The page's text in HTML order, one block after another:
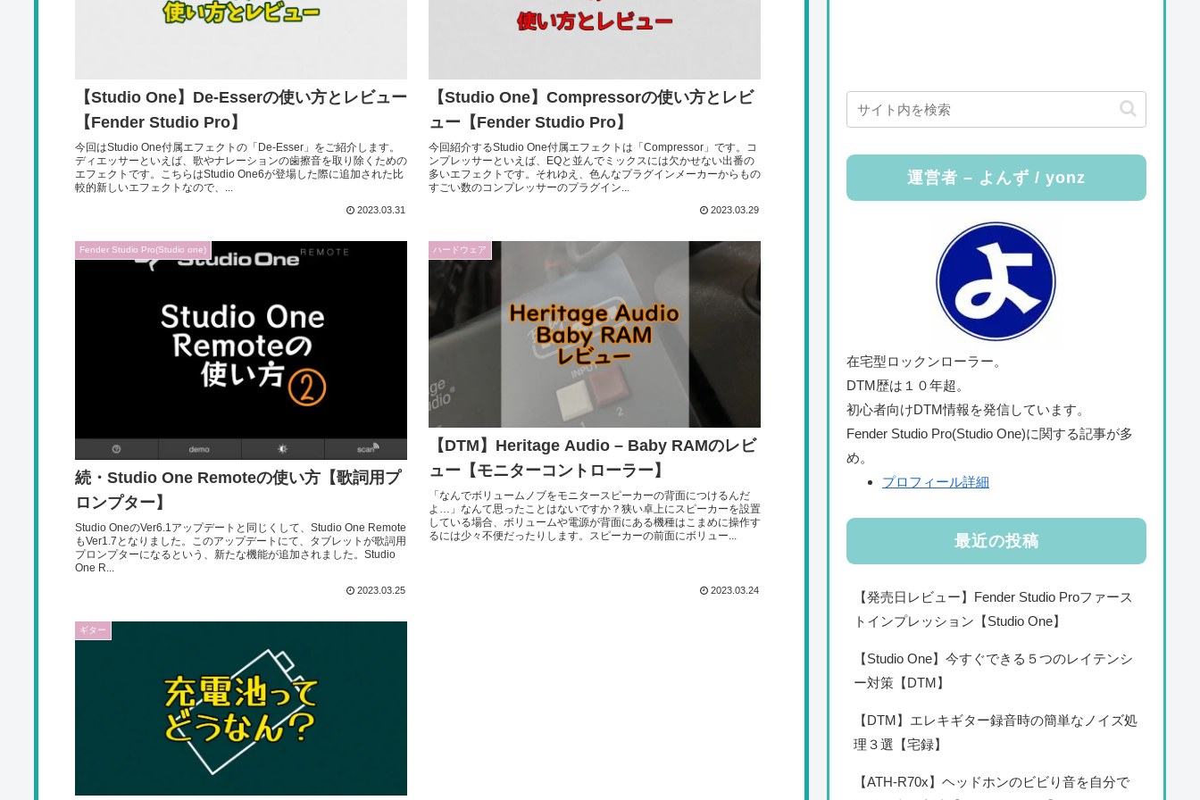
【Studio One】De-Esserの使い方とレビュー
【Fender Studio Pro】
今回はStudio One付属エフェクトの「De-Esser」をご紹介します。
ディエッサーといえば、歌やナレーションの歯擦音を取り除くための
エフェクトです。こちらはStudio One6が登場した際に追加された比
較的新しいエフェクトなので、...
2023.03.31
【Studio One】Compressorの使い方とレビ
ュー【Fender Studio Pro】
今回紹介するStudio One付属エフェクトは「Compressor」です。コ
ンプレッサーといえば、EQと並んでミックスには欠かせない出番の
多いエフェクトです。それゆえ、色んなプラグインメーカーからもの
すごい数のコンプレッサーのプラグイン...
2023.03.29
Fender Studio Pro(Studio one)
続・Studio One Remoteの使い方【歌詞用プ
ロンプター】
Studio OneのVer6.1アップデートと同じくして、Studio One Remote
もVer1.7となりました。このアップデートにて、タブレットが歌詞用
プロンプターになるという、新たな機能が追加されました。Studio
One R...
2023.03.25
ハードウェア
【DTM】Heritage Audio – Baby RAMのレビ
ュー【モニターコントローラー】
「なんでボリュームノブをモニタースピーカーの背面につけるんだ
よ…」なんて思ったことはないですか？狭い卓上にスピーカーを設置
している場合、ボリュームや電源が背面にある機種はこまめに操作す
るには少々不便だったりします。スピーカーの前面にボリュー...
2023.03.24
ギター
運営者 – よんず / yonz
在宅型ロックンローラー。
DTM歴は１０年超。
初心者向けDTM情報を発信しています。
Fender Studio Pro(Studio One)に関する記事が多
め。
プロフィール詳細
最近の投稿
【発売日レビュー】Fender Studio Proファース
トインプレッション【Studio One】
【Studio One】今すぐできる５つのレイテンシ
ー対策【DTM】
【DTM】エレキギター録音時の簡単なノイズ処
理３選【宅録】
【ATH-R70x】ヘッドホンのビビり音を自分で